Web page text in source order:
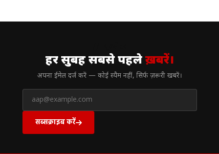
हर सुबह सबसे पहलेख़बरें।
अपना ईमेल दर्ज करें — कोई स्पैम नहीं, सिर्फ ज़रूरी खबरें।
सब्सक्राइब करें